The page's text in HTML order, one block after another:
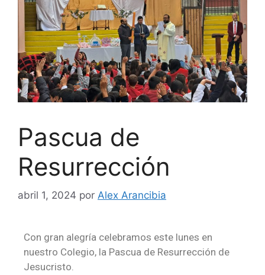
Pascua de
Resurrección
abril 1, 2024 por Alex Arancibia
Con gran alegría celebramos este lunes en
nuestro Colegio, la Pascua de Resurrección de
Jesucristo.